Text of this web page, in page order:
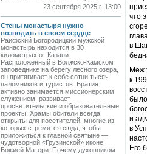
23 сентября 2025 г. 13:00
Стены монастыря нужно
возводить в своем сердце
Раифский Богородицкий мужской
монастырь находится в 30
километрах от Казани.
Расположенный в Волжско-Камском
заповеднике на берегу лесного озера,
он притягивает к себе сотни тысяч
паломников и туристов. Братия
активно занимается миссионерским
служением, развивает
просветительские и образовательные
проекты. Храмы обители всегда
открыты для посетителей, многие из
которых стремятся сюда, чтобы
приложиться к главной святыне —
чудотворной «Грузинской» иконе
Божией Матери. Почему духовником
что
в
Меж
к
и
в
Его